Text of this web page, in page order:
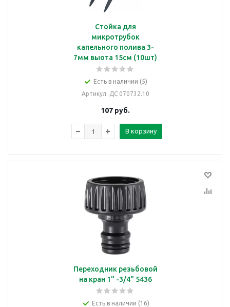
Стойка для
микротрубок
капельного полива 3-
7мм выота 15см (10шт)
Есть в наличии (5)
Артикул: ДС 070732.10
107 руб.
В корзину
Переходник резьбовой
на кран 1" -3/4" 5436
Есть в наличии (16)